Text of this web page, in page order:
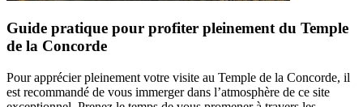
Guide pratique pour profiter pleinement du Temple
de la Concorde
Pour apprécier pleinement votre visite au Temple de la Concorde, il
est recommandé de vous immerger dans l’atmosphère de ce site